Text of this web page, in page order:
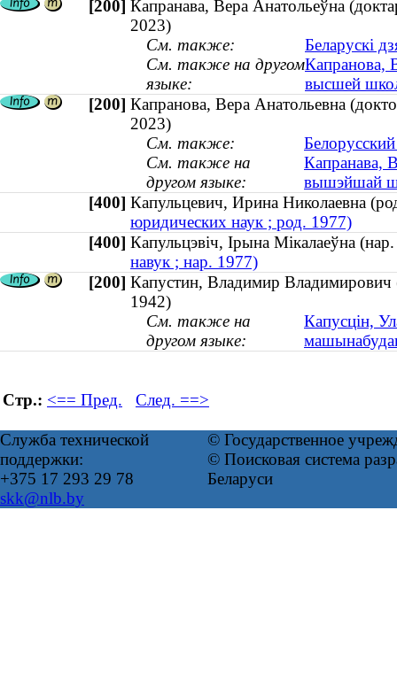
[200] Капранава, Вера Анатольеўна
2023)
См. также:
Беларускі
См. также на другом
языке:
Капранова,
высшей
[200] Капранова, Вера Анатольевна
2023)
См. также:
См. также на
другом языке:
Капранава,
вышэйшай
[400] Капульцевич, Ирина Николаевна
юридических наук ; род. 1977)
[400] Капульцэвіч, Ірына Мікалаеўна
навук ; нар. 1977)
[200] Капустин, Владимир Владимирович
1942)
См. также на
другом языке:
Капусцін,
Стр.: <== Пред. След. ==>
Служба технической
поддержки:
+375 17 293 29 78
skk@nlb.by
© Государственное
© Поисковая система
Беларуси